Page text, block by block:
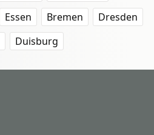
Essen Bremen
Dresden
Duisburg